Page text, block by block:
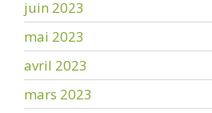
juin 2023
mai 2023
avril 2023
mars 2023